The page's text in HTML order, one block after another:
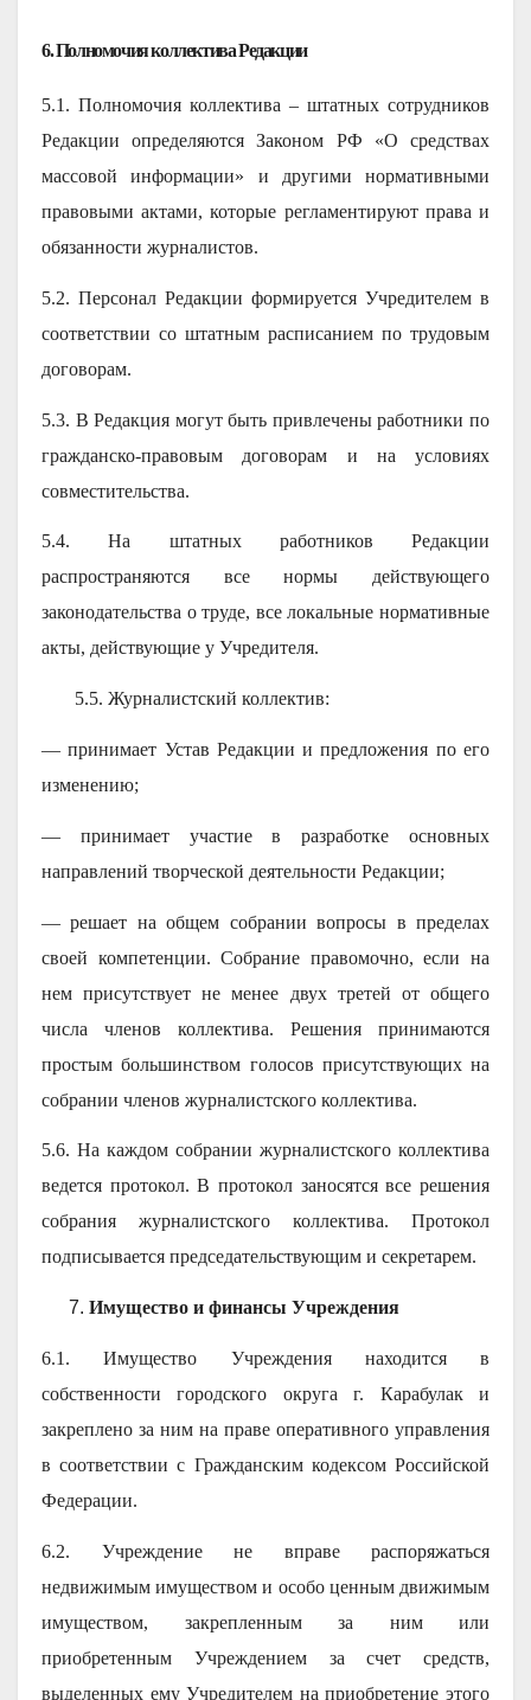
6. Полномочия коллектива Редакции
5.1. Полномочия коллектива – штатных сотрудников
Редакции определяются Законом РФ «О средствах
массовой информации» и другими нормативными
правовыми актами, которые регламентируют права и
обязанности журналистов.
5.2. Персонал Редакции формируется Учредителем в
соответствии со штатным расписанием по трудовым
договорам.
5.3. В Редакция могут быть привлечены работники по
гражданско-правовым договорам и на условиях
совместительства.
5.4. На штатных работников Редакции
распространяются все нормы действующего
законодательства о труде, все локальные нормативные
акты, действующие у Учредителя.
5.5. Журналистский коллектив:
— принимает Устав Редакции и предложения по его
изменению;
— принимает участие в разработке основных
направлений творческой деятельности Редакции;
— решает на общем собрании вопросы в пределах
своей компетенции. Собрание правомочно, если на
нем присутствует не менее двух третей от общего
числа членов коллектива. Решения принимаются
простым большинством голосов присутствующих на
собрании членов журналистского коллектива.
5.6. На каждом собрании журналистского коллектива
ведется протокол. В протокол заносятся все решения
собрания журналистского коллектива. Протокол
подписывается председательствующим и секретарем.
Имущество и финансы Учреждения
6.1. Имущество Учреждения находится в
собственности городского округа г. Карабулак и
закреплено за ним на праве оперативного управления
в соответствии с Гражданским кодексом Российской
Федерации.
6.2. Учреждение не вправе распоряжаться
недвижимым имуществом и особо ценным движимым
имуществом, закрепленным за ним или
приобретенным Учреждением за счет средств,
выделенных ему Учредителем на приобретение этого